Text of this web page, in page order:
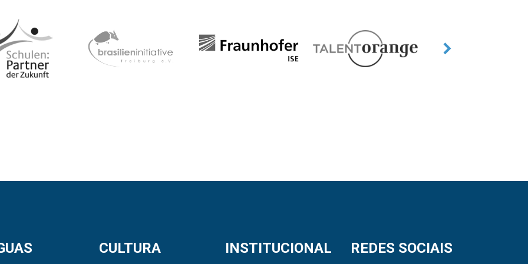
CULTURA INSTITUCIONAL REDES SOCIAIS